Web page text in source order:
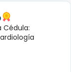
Cédula: